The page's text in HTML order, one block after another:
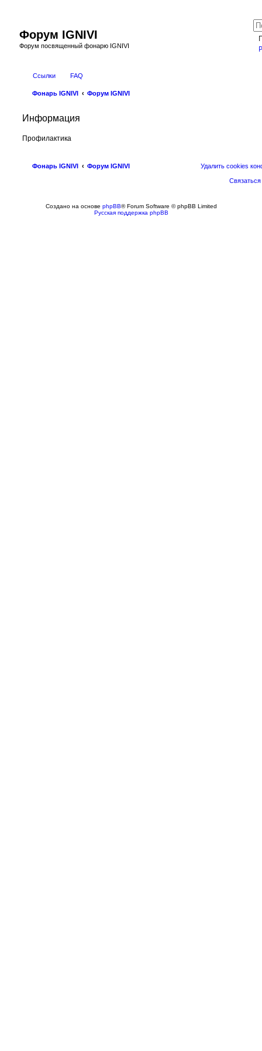
Форум IGNIVI
Форум посвященный фонарю IGNIVI
Ссылки FAQ
Фонарь IGNIVI Форум IGNIVI
Информация
Профилактика
Фонарь IGNIVI Форум IGNIVI Удалить cookies
Создано на основе phpBB® Forum Software © phpBB Limited
Русская поддержка phpBB